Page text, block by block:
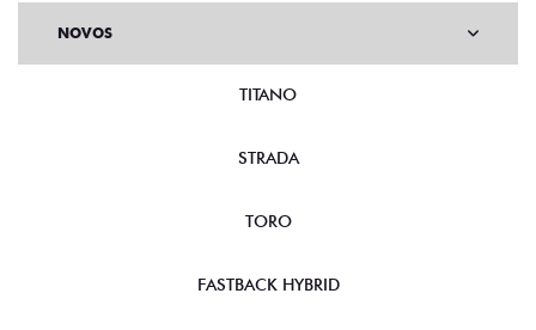
NOVOS
TITANO
STRADA
TORO
FASTBACK HYBRID